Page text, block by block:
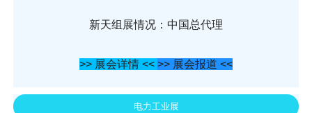
新天组展情况：中国总代理
>> 展会详情 << >> 展会报道 <<
电力工业展